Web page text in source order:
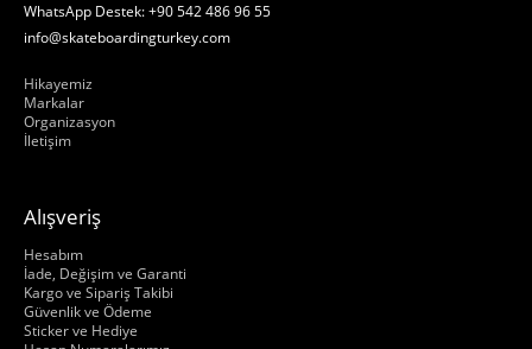
WhatsApp Destek: +90 542 486 96 55
info@skateboardingturkey.com
Hikayemiz
Markalar
Organizasyon
İletişim
Alışveriş
Hakkımızda
Hesabım
İade, Değişim ve Garanti
Kargo ve Sipariş Takibi
Güvenlik ve Ödeme
Sticker ve Hediye